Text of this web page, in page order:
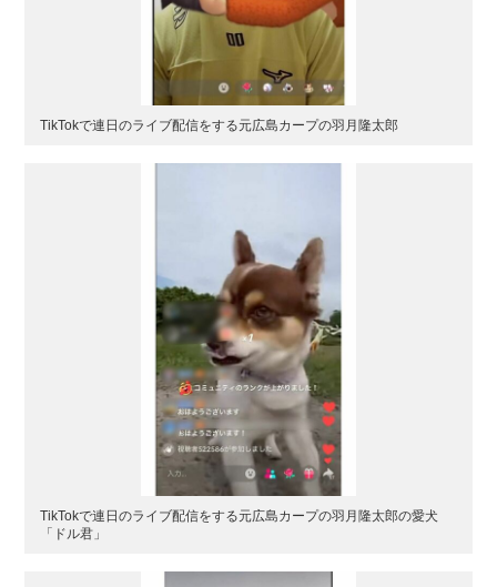
TikTokで連日のライブ配信をする元広島カープの羽月隆太郎
TikTokで連日のライブ配信をする元広島カープの羽月隆太郎の愛犬
「ドル君」